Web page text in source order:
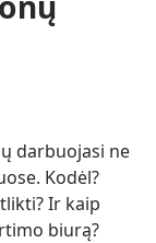
darbuojasi ne
Kodėl?
Ir kaip
biurą?